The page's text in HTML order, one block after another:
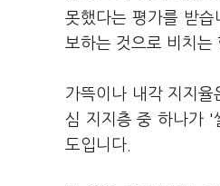
못했다는 평가를 받
보하는 것으로 비치는
가뜩이나 내각 지지
심 지지층 중 하나가 '
도입니다.